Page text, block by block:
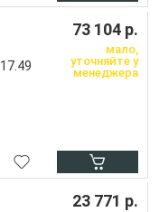
17.49
73 104 р.
мало,
уточняйте у
менеджера
23 771 р.